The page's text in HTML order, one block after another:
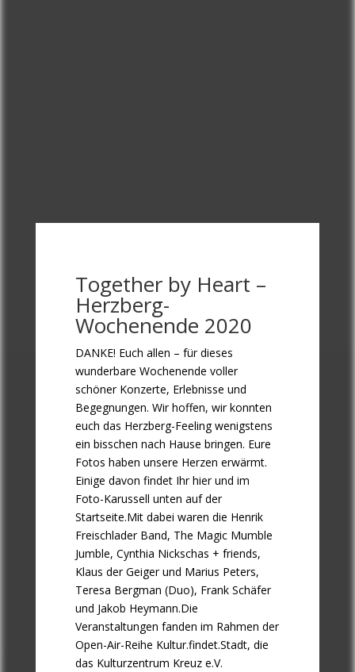
Together by Heart –
Herzberg-
Wochenende 2020
DANKE! Euch allen – für dieses
wunderbare Wochenende voller
schöner Konzerte, Erlebnisse und
Begegnungen. Wir hoffen, wir konnten
euch das Herzberg-Feeling wenigstens
ein bisschen nach Hause bringen. Eure
Fotos haben unsere Herzen erwärmt.
Einige davon findet Ihr hier und im
Foto-Karussell unten auf der
Startseite.Mit dabei waren die Henrik
Freischlader Band, The Magic Mumble
Jumble, Cynthia Nickschas + friends,
Klaus der Geiger und Marius Peters,
Teresa Bergman (Duo), Frank Schäfer
und Jakob Heymann.Die
Veranstaltungen fanden im Rahmen der
Open-Air-Reihe Kultur.findet.Stadt, die
das Kulturzentrum Kreuz e.V.